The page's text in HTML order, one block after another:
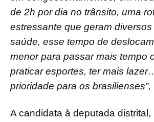
de 2h por dia no trânsito, uma
estressante que geram
saúde, esse tempo de
menor para passar mais tempo
praticar esportes, ter mais
prioridade para os brasilienses”,
A candidata à deputada distrital,